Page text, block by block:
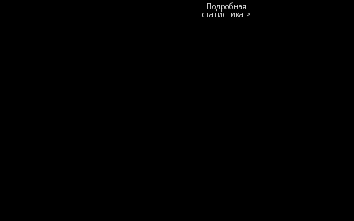
Подробная
статистика >